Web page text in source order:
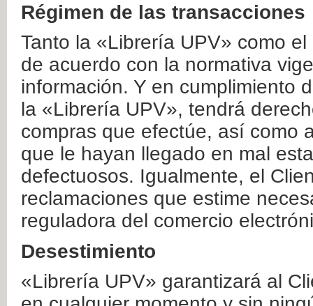
Régimen de las transacciones
Tanto la «Librería UPV» como
de acuerdo con la normativa
información. Y en cumplimiento
la «Librería UPV», tendrá
compras que efectúe, así como
que le hayan llegado en mal
defectuosos. Igualmente, el
reclamaciones que estime
reguladora del comercio
Desestimiento
«Librería UPV» garantizará al